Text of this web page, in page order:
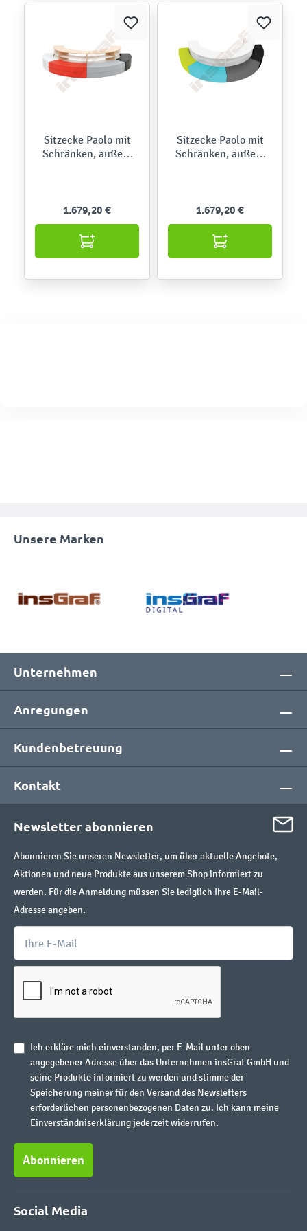
Sitzecke Paolo mit
Schränken, außen,
1.679,20 €
Sitzecke Paolo mit
Schränken, außen,
1.679,20 €
Unsere Marken
Unternehmen
Anregungen
Kundenbetreuung
Kontakt
Newsletter abonnieren
Abonnieren Sie unseren Newsletter, um über aktuelle Angebote,
Aktionen und neue Produkte aus unserem Shop informiert zu
werden. Für die Anmeldung müssen Sie lediglich Ihre E-Mail-
Adresse angeben.
Ich erkläre mich einverstanden, per E-Mail unter oben
angegebener Adresse über das Unternehmen insGraf GmbH und
seine Produkte informiert zu werden und stimme der
Speicherung meiner für den Versand des Newsletters
erforderlichen personenbezogenen Daten zu. Ich kann meine
Einverständniserklärung jederzeit widerrufen.
Abonnieren
Social Media